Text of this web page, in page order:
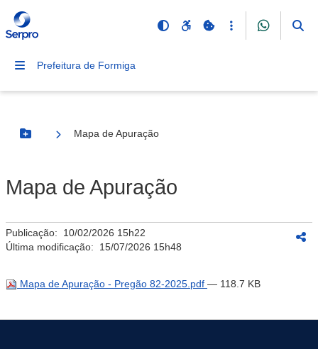
Prefeitura de Formiga
Botão Menu
Mapa de Apuração
Mapa de Apuração
Publicação: 10/02/2026 15h22
Última modificação: 15/07/2026 15h48
Mapa de Apuração - Pregão 82-2025.pdf — 118.7 KB